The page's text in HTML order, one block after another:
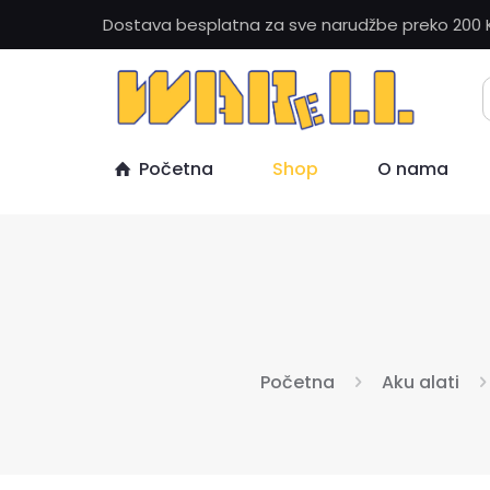
Dostava besplatna za sve narudžbe preko 200
Početna Shop O nama
Početna Aku alati